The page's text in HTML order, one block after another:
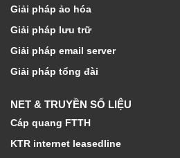
Giải pháp ảo hóa
Giải pháp lưu trữ
Giải pháp email server
Giải pháp tổng đài
NET & TRUYỀN SỐ LIỆU
Cáp quang FTTH
KTR internet leasedline